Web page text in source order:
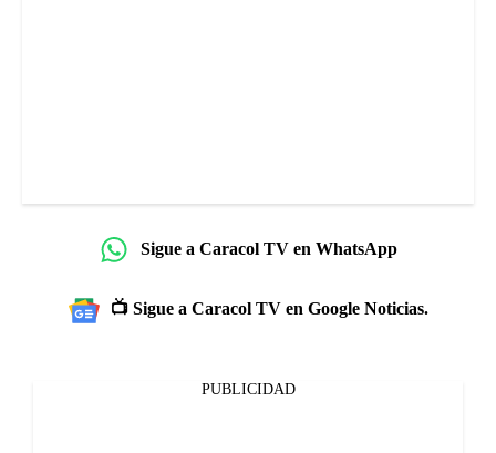
Sigue a Caracol TV en WhatsApp
📺 Sigue a Caracol TV en Google Noticias.
PUBLICIDAD